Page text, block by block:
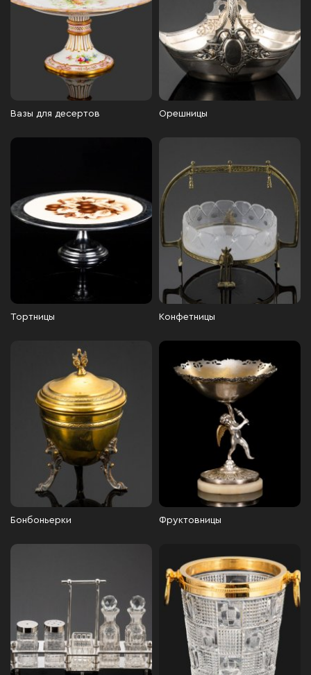
Вазы для десертов Орешницы
Тортницы Конфетницы
Бонбоньерки Фруктовницы